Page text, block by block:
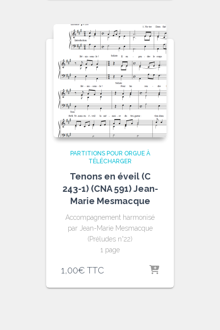
PARTITIONS POUR ORGUE À
TÉLÉCHARGER
Tenons en éveil (C
243-1) (CNA 591) Jean-
Marie Mesmacque
Accompagnement harmonisé
par Jean-Marie Mesmacque
(Préludes n°22)
1 page
1,00€ TTC